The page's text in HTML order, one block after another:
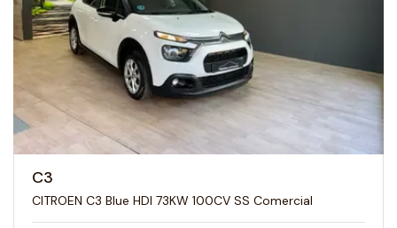
C3
CITROEN C3 Blue HDI 73KW 100CV SS Comercial